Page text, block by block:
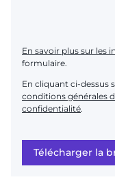
En savoir plus sur les
formulaire.
En cliquant ci-dessus
conditions générales
confidentialité.
Télécharger la